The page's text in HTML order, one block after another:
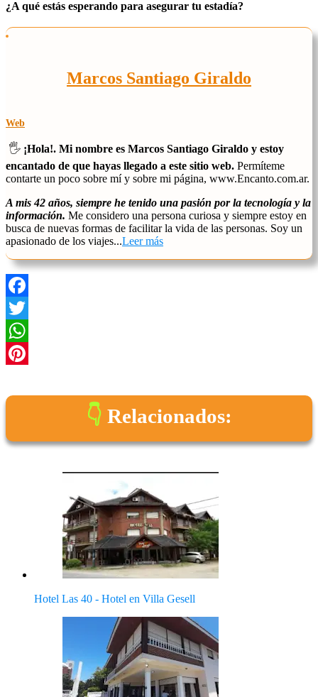
¿A qué estás esperando para asegurar tu estadía?
Marcos Santiago Giraldo
Web
🖐️ ¡Hola!. Mi nombre es Marcos Santiago Giraldo y estoy
encantado de que hayas llegado a este sitio web. Permíteme
contarte un poco sobre mí y sobre mi página, www.Encanto.com.ar.
A mis 42 años, siempre he tenido una pasión por la tecnología y la
información. Me considero una persona curiosa y siempre estoy en
busca de nuevas formas de facilitar la vida de las personas. Soy un
apasionado de los viajes...Leer más
Facebook
Twitter
WhatsApp
Relacionados:
Hotel Las 40 - Hotel en Villa Gesell